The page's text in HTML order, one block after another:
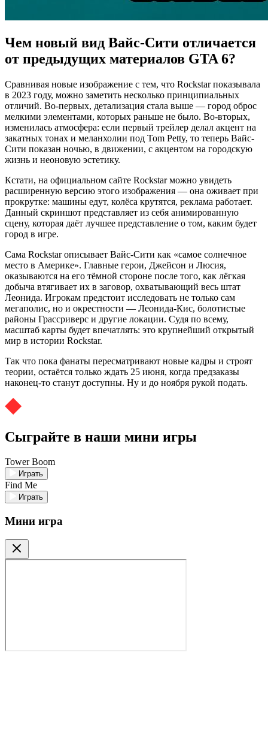
Чем новый вид Вайс-Сити отличается
от предыдущих материалов GTA 6?
Сравнивая новые изображение с тем, что Rockstar показывала
в 2023 году, можно заметить несколько принципиальных
отличий. Во-первых, детализация стала выше — город оброс
мелкими элементами, которых раньше не было. Во-вторых,
изменилась атмосфера: если первый трейлер делал акцент на
закатных тонах и меланхолии под Tom Petty, то теперь Вайс-
Сити показан ночью, в движении, с акцентом на городскую
жизнь и неоновую эстетику.
Кстати, на официальном сайте Rockstar можно увидеть
расширенную версию этого изображения — она оживает при
прокрутке: машины едут, колёса крутятся, реклама работает.
Данный скриншот представляет из себя анимированную
сцену, которая даёт лучшее представление о том, каким будет
город в игре.
Сама Rockstar описывает Вайс-Сити как «самое солнечное
место в Америке». Главные герои, Джейсон и Люсия,
оказываются на его тёмной стороне после того, как лёгкая
добыча втягивает их в заговор, охватывающий весь штат
Леонида. Игрокам предстоит исследовать не только сам
мегаполис, но и окрестности — Леонида-Кис, болотистые
районы Грассриверс и другие локации. Судя по всему,
масштаб карты будет впечатлять: это крупнейший открытый
мир в истории Rockstar.
Так что пока фанаты пересматривают новые кадры и строят
теории, остаётся только ждать 25 июня, когда предзаказы
наконец-то станут доступны. Ну и до ноября рукой подать.
Сыграйте в наши мини игры
Tower Boom
Играть
Find Me
Играть
Мини игра